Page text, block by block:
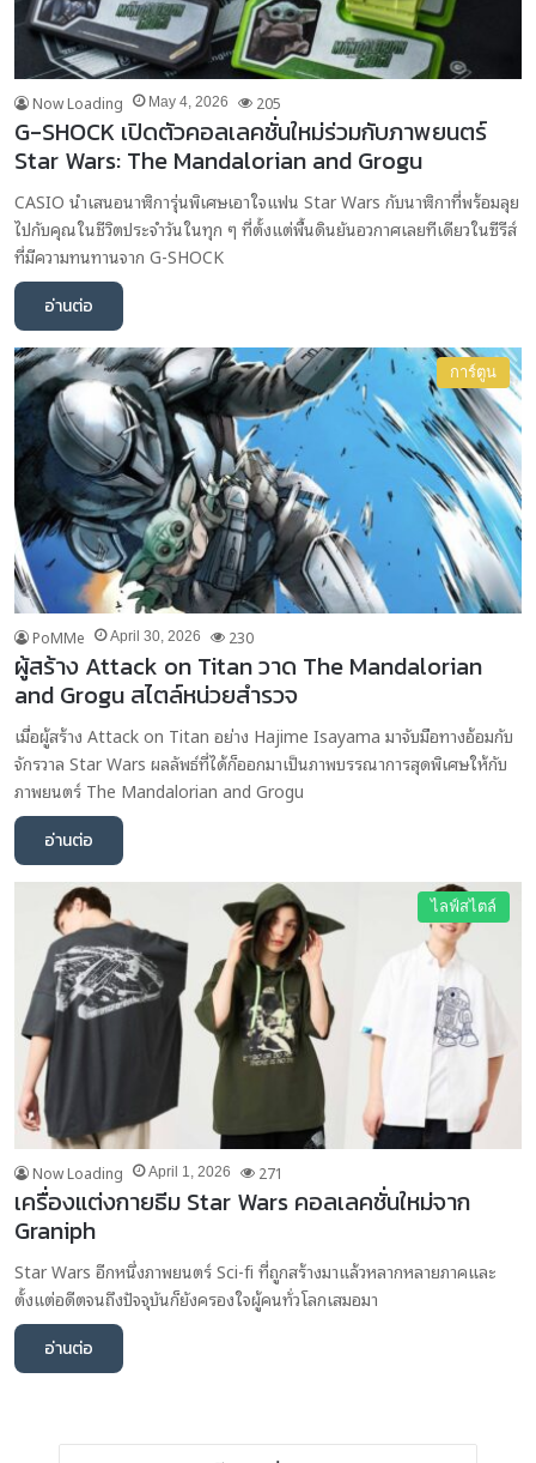
Now Loading May 4, 2026 205
G-SHOCK เปิดตัวคอลเลคชั่นใหม่ร่วมกับภาพยนตร์
Star Wars: The Mandalorian and Grogu
CASIO นำเสนอนาฬิการุ่นพิเศษเอาใจแฟน Star Wars กับนาฬิกาที่พร้อมลุย
ไปกับคุณในชีวิตประจำวันในทุก ๆ ที่ตั้งแต่พื้นดินยันอวกาศเลยทีเดียวในซีรีส์
ที่มีความทนทานจาก G-SHOCK
อ่านต่อ
การ์ตูน
PoMMe April 30, 2026 230
ผู้สร้าง Attack on Titan วาด The Mandalorian
and Grogu สไตล์หน่วยสำรวจ
เมื่อผู้สร้าง Attack on Titan อย่าง Hajime Isayama มาจับมือทางอ้อมกับ
จักรวาล Star Wars ผลลัพธ์ที่ได้ก็ออกมาเป็นภาพบรรณาการสุดพิเศษให้กับ
ภาพยนตร์ The Mandalorian and Grogu
อ่านต่อ
ไลฟ์สไตล์
Now Loading April 1, 2026 271
เครื่องแต่งกายธีม Star Wars คอลเลคชั่นใหม่จาก
Graniph
Star Wars อีกหนึ่งภาพยนตร์ Sci-fi ที่ถูกสร้างมาแล้วหลากหลายภาคและ
ตั้งแต่อดีตจนถึงปัจจุบันก็ยังครองใจผู้คนทั่วโลกเสมอมา
อ่านต่อ